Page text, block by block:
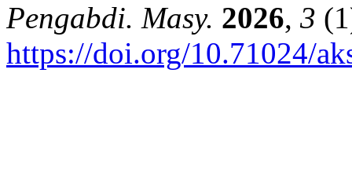
Pengabdi. Masy. 2026, 3
https://doi.org/10.71024/